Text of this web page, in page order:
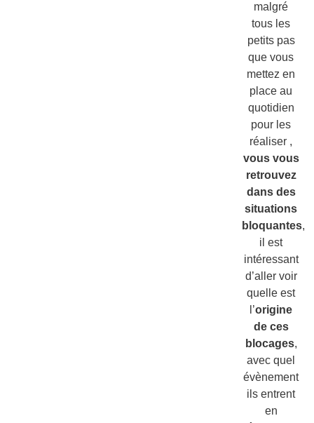
malgré
tous les
petits pas
que vous
mettez en
place au
quotidien
pour les
réaliser ,
vous vous
retrouvez
dans des
situations
bloquantes,
il est
intéressant
d’aller voir
quelle est
l’origine
de ces
blocages,
avec quel
évènement
ils entrent
en